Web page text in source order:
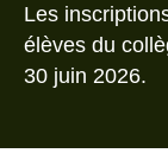
Les
élèves du
30 juin 2026.